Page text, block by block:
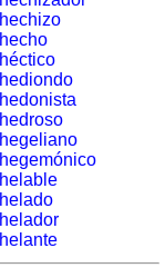
hechizo
hecho
héctico
hediondo
hedonista
hedroso
hegeliano
hegemónico
helable
helado
helador
helante